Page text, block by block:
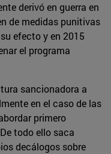
derivó en guerra en
de medidas punitivas
efecto y en 2015
el programa
sancionadora a
en el caso de las
primero
todo ello saca
decálogos sobre